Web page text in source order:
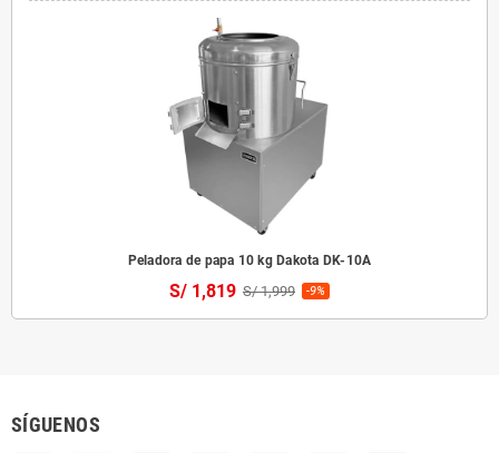
Peladora de papa 10 kg Dakota DK-10A
S/ 1,819 S/ 1,999 -9%
SÍGUENOS